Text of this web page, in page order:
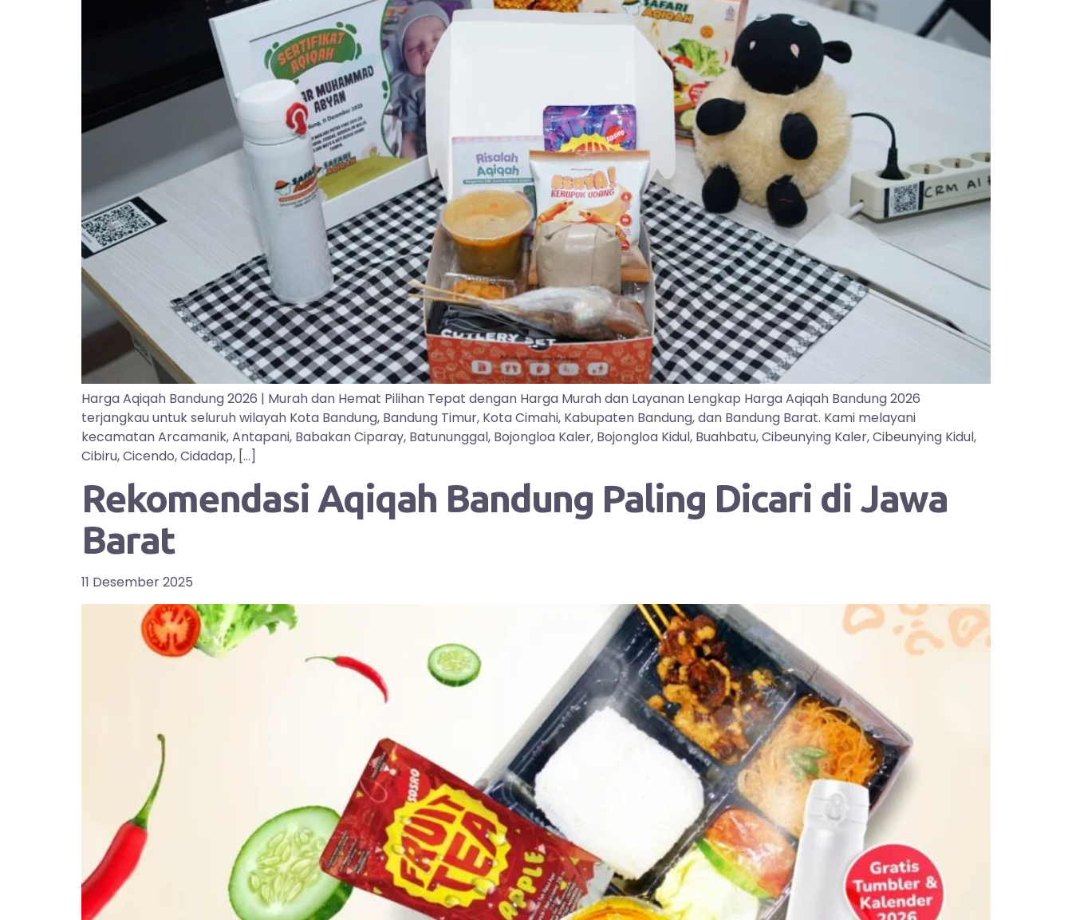
Harga Aqiqah Bandung 2026 | Murah dan Hemat Pilihan Tepat dengan Harga Murah dan Layanan Lengkap Harga Aqiqah Bandung 2026
terjangkau untuk seluruh wilayah Kota Bandung, Bandung Timur, Kota Cimahi, Kabupaten Bandung, dan Bandung Barat. Kami melayani
kecamatan Arcamanik, Antapani, Babakan Ciparay, Batununggal, Bojongloa Kaler, Bojongloa Kidul, Buahbatu, Cibeunying Kaler, Cibeunying Kidul,
Cibiru, Cicendo, Cidadap, […]
Rekomendasi Aqiqah Bandung Paling Dicari di Jawa
Barat
11 Desember 2025